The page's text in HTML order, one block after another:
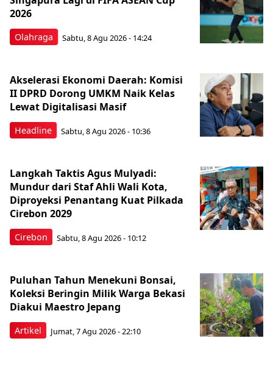
Olahraga
2026
Sabtu, 8 Agu 2026 - 14:24
Headline
Akselerasi Ekonomi Daerah: Komisi
II DPRD Dorong UMKM Naik Kelas
Lewat Digitalisasi Masif
Sabtu, 8 Agu 2026 - 10:36
Cirebon
Langkah Taktis Agus Mulyadi:
Mundur dari Staf Ahli Wali Kota,
Diproyeksi Penantang Kuat Pilkada
Cirebon 2029
Sabtu, 8 Agu 2026 - 10:12
Artikel
Puluhan Tahun Menekuni Bonsai,
Koleksi Beringin Milik Warga Bekasi
Diakui Maestro Jepang
Jumat, 7 Agu 2026 - 22:10